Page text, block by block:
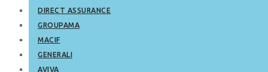
DIRECT ASSURANCE
GROUPAMA
MACIF
GENERALI
AVIVA